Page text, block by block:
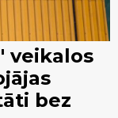
veikalos
bez